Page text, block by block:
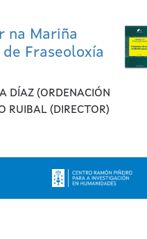
na Mariña
Fraseoloxía
DÍAZ (ORDENACIÓN
RUIBAL (DIRECTOR)